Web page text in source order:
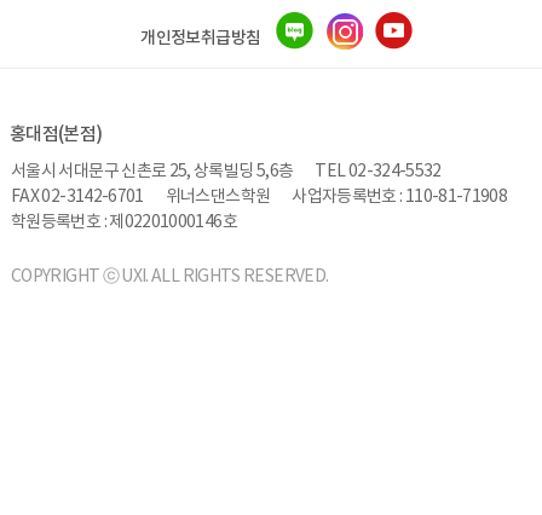
개인정보취급방침
홍대점(본점)
서울시 서대문구 신촌로 25, 상록빌딩 5,6층
TEL 02-324-5532
FAX 02-3142-6701
위너스댄스학원
사업자등록번호 : 110-81-71908
학원등록번호 : 제02201000146호
COPYRIGHT ⓒ UXI. ALL RIGHTS RESERVED.